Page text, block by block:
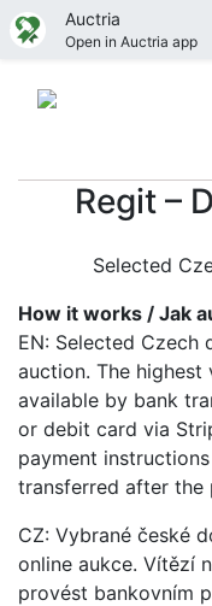
Auctria
Open in Auctria app
Regit –
Selected
How it works / Jak
EN: Selected Czech
auction. The highest
available by bank
or debit card via
payment
transferred after the
CZ: Vybrané české
online aukce. Vítězí
provést bankovním